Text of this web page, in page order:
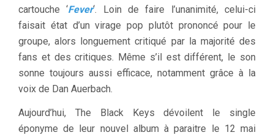
cartouche ‘Fever‘. Loin de faire l’unanimité, celui-ci
faisait état d’un virage pop plutôt prononcé pour le
groupe, alors longuement critiqué par la majorité des
fans et des critiques. Même s’il est différent, le son
sonne toujours aussi efficace, notamment grâce à la
voix de Dan Auerbach.
Aujourd’hui, The Black Keys dévoilent le single
éponyme de leur nouvel album à paraitre le 12 mai